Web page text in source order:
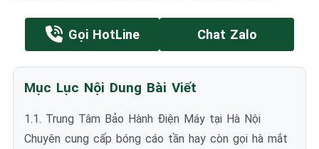
Gọi HotLine Chat Zalo
Mục Lục Nội Dung Bài Viết
1.1. Trung Tâm Bảo Hành Điện Máy tại Hà Nội
Chuyên cung cấp bóng cáo tần hay còn gọi hà mắt